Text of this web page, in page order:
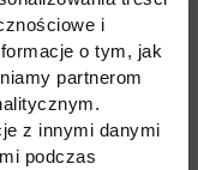
i
o tym, jak
partnerom
z innymi danymi
podczas